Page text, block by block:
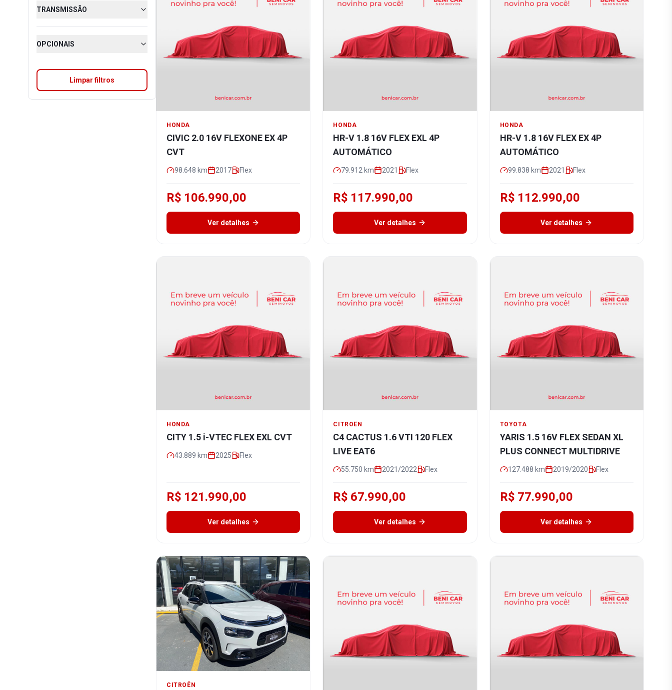
TRANSMISSÃO
OPCIONAIS
Limpar filtros
HONDA
CIVIC 2.0 16V FLEXONE EX 4P
CVT
98.648 km 2017 Flex
R$ 106.990,00
Ver detalhes
HONDA
HR-V 1.8 16V FLEX EXL 4P
AUTOMÁTICO
79.912 km 2021 Flex
R$ 117.990,00
Ver detalhes
HONDA
HR-V 1.8 16V FLEX EX 4P
AUTOMÁTICO
99.838 km 2021 Flex
R$ 112.990,00
Ver detalhes
HONDA
CITY 1.5 i-VTEC FLEX EXL CVT
43.889 km 2025 Flex
R$ 121.990,00
Ver detalhes
CITROËN
C4 CACTUS 1.6 VTI 120 FLEX
LIVE EAT6
55.750 km 2021/2022 Flex
R$ 67.990,00
Ver detalhes
TOYOTA
YARIS 1.5 16V FLEX SEDAN XL
PLUS CONNECT MULTIDRIVE
127.488 km 2019/2020 Flex
R$ 77.990,00
Ver detalhes
CITROËN